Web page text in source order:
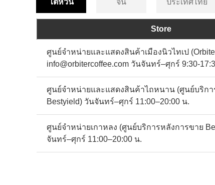
ไต้หวัน จีน ประเทศไทย
Store
ศูนย์จำหน่ายและแสดงสินค้าเมืองนิวไทเป
info@orbitercoffee.com วันจันทร์–ศุกร์ 9:30-
ศูนย์จำหน่ายและแสดงสินค้าไถหนาน (ศูนย์บริกา
Bestyield) วันจันทร์–ศุกร์ 11:00–20:00 น.
ศูนย์จำหน่ายเกาหลง (ศูนย์บริการหลังการขาย
จันทร์–ศุกร์ 11:00–20:00 น.